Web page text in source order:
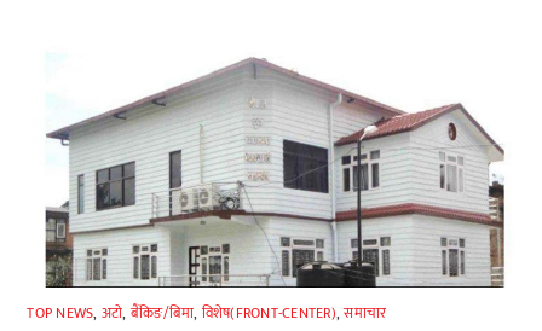
TOP NEWS, अटाे, बैंकिङ/बिमा, विशेष(FRONT-CENTER),समाचार